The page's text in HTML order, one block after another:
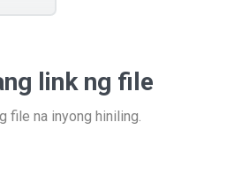
link ng file
file na inyong hiniling.